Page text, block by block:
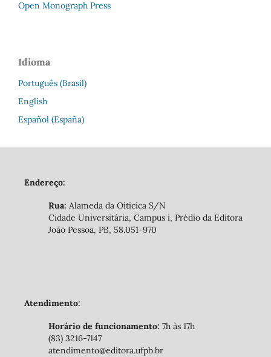
Open Monograph Press
Idioma
Português (Brasil)
English
Español (España)
Endereço:
Rua: Alameda da Oiticica S/N
Cidade Universitária, Campus i, Prédio da Editora
João Pessoa, PB, 58.051-970
Atendimento:
Horário de funcionamento: 7h às 17h
(83) 3216-7147
atendimento@editora.ufpb.br